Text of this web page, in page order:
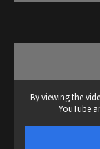
By viewing the
YouTube